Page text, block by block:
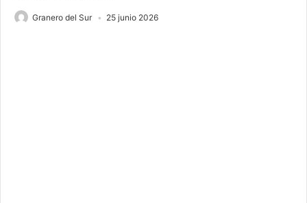
Granero del Sur 25 junio 2026